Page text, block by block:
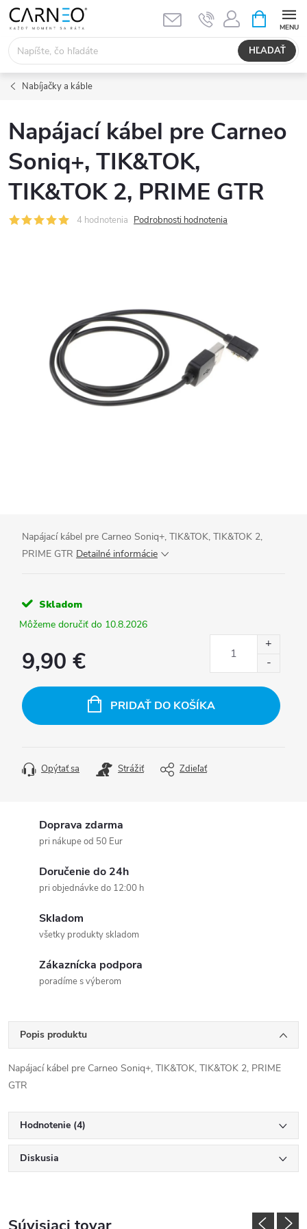
Prejsť
obsah
HĽADAŤ
KOŠÍK
Nabíjačky a káble
Napájací kábel pre Carneo
Soniq+, TIK&TOK,
TIK&TOK 2, PRIME GTR
4 hodnotenia Podrobnosti hodnotenia
Napájací kábel pre Carneo Soniq+, TIK&TOK, TIK&TOK 2,
PRIME GTR Detailné informácie
Skladom
10.8.2026
9,90 €
cena:
PRIDAŤ DO KOŠÍKA
Opýtať sa Strážiť Zdieľať
Doprava zdarma
pri nákupe od 50 Eur
Doručenie do 24h
pri objednávke do 12:00 h
Skladom
všetky produkty skladom
Zákaznícka podpora
poradíme s výberom
Popis produktu
Napájací kábel pre Carneo Soniq+, TIK&TOK, TIK&TOK 2, PRIME
GTR
Hodnotenie (4)
Diskusia